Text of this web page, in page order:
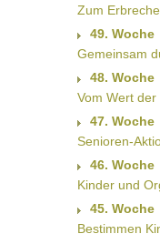
Zum
49. Woche
Gemeinsam
48. Woche
Vom Wert der
47. Woche
Senioren-
46. Woche
Kinder und
45. Woche
Bestimmen